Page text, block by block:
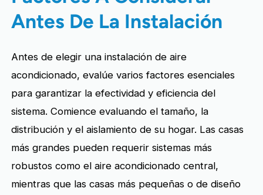
Antes De La Instalación
Antes de elegir una instalación de aire
acondicionado, evalúe varios factores esenciales
para garantizar la efectividad y eficiencia del
sistema. Comience evaluando el tamaño, la
distribución y el aislamiento de su hogar. Las casas
más grandes pueden requerir sistemas más
robustos como el aire acondicionado central,
mientras que las casas más pequeñas o de diseño